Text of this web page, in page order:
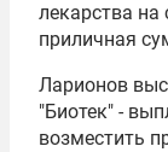
лекарства на
приличная
Ларионов
"Биотек" -
возместить